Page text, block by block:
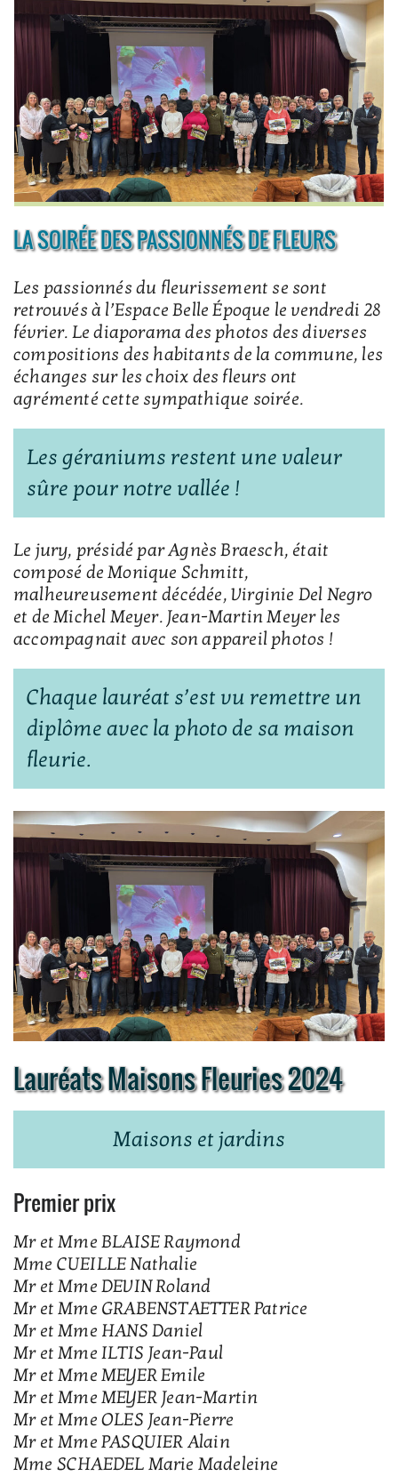
LA SOIRÉE DES PASSIONNÉS DE FLEURS
Les passionnés du fleurissement se sont
retrouvés à l’Espace Belle Époque le vendredi 28
février. Le diaporama des photos des diverses
compositions des habitants de la commune, les
échanges sur les choix des fleurs ont
agrémenté cette sympathique soirée.
Les géraniums restent une valeur
sûre pour notre vallée !
Le jury, présidé par Agnès Braesch, était
composé de Monique Schmitt,
malheureusement décédée, Virginie Del Negro
et de Michel Meyer. Jean-Martin Meyer les
accompagnait avec son appareil photos !
Chaque lauréat s’est vu remettre un
diplôme avec la photo de sa maison
fleurie.
Lauréats Maisons Fleuries 2024
Maisons et jardins
Premier prix
Mr et Mme BLAISE Raymond
Mme CUEILLE Nathalie
Mr et Mme DEVIN Roland
Mr et Mme GRABENSTAETTER Patrice
Mr et Mme HANS Daniel
Mr et Mme ILTIS Jean-Paul
Mr et Mme MEYER Emile
Mr et Mme MEYER Jean-Martin
Mr et Mme OLES Jean-Pierre
Mr et Mme PASQUIER Alain
Mme SCHAEDEL Marie Madeleine